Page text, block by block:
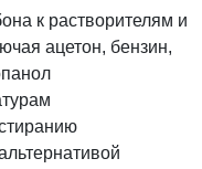
к растворителям и
ацетон, бензин,